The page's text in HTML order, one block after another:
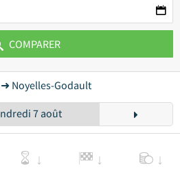
COMPARER
➜ Noyelles-Godault
7 août